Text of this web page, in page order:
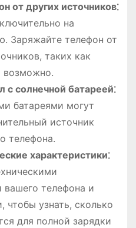
от других источников⁚
на
Заряжайте телефон от
таких как
возможно.
с солнечной батареей⁚
батареями могут
источник
телефона.
характеристики⁚
вашего телефона и
чтобы узнать, сколько
для полной зарядки